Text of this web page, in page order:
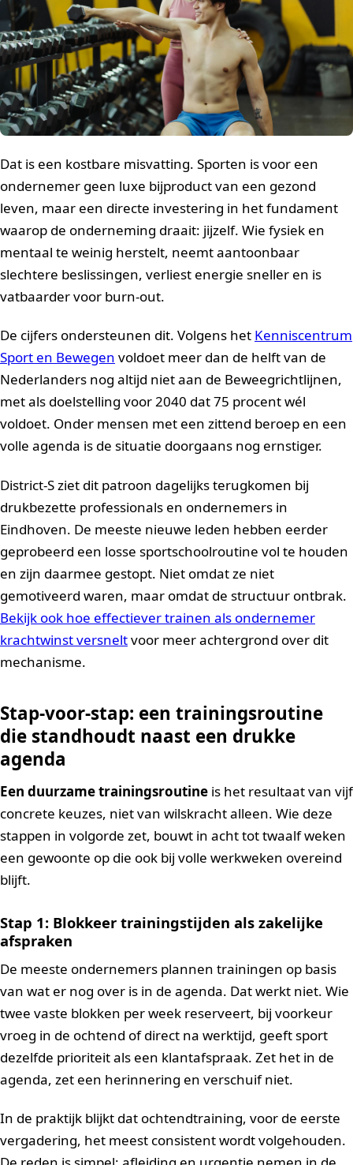
Dat is een kostbare misvatting. Sporten is voor een
ondernemer geen luxe bijproduct van een gezond
leven, maar een directe investering in het fundament
waarop de onderneming draait: jijzelf. Wie fysiek en
mentaal te weinig herstelt, neemt aantoonbaar
slechtere beslissingen, verliest energie sneller en is
vatbaarder voor burn-out.
De cijfers ondersteunen dit. Volgens het Kenniscentrum
Sport en Bewegen voldoet meer dan de helft van de
Nederlanders nog altijd niet aan de Beweegrichtlijnen,
met als doelstelling voor 2040 dat 75 procent wél
voldoet. Onder mensen met een zittend beroep en een
volle agenda is de situatie doorgaans nog ernstiger.
District-S ziet dit patroon dagelijks terugkomen bij
drukbezette professionals en ondernemers in
Eindhoven. De meeste nieuwe leden hebben eerder
geprobeerd een losse sportschoolroutine vol te houden
en zijn daarmee gestopt. Niet omdat ze niet
gemotiveerd waren, maar omdat de structuur ontbrak.
Bekijk ook hoe effectiever trainen als ondernemer
krachtwinst versneltvoor meer achtergrond over dit
mechanisme.
Stap-voor-stap: een trainingsroutine
die standhoudt naast een drukke
agenda
Een duurzame trainingsroutine is het resultaat van vijf
concrete keuzes, niet van wilskracht alleen. Wie deze
stappen in volgorde zet, bouwt in acht tot twaalf weken
een gewoonte op die ook bij volle werkweken overeind
blijft.
Stap 1: Blokkeer trainingstijden als zakelijke
afspraken
De meeste ondernemers plannen trainingen op basis
van wat er nog over is in de agenda. Dat werkt niet. Wie
twee vaste blokken per week reserveert, bij voorkeur
vroeg in de ochtend of direct na werktijd, geeft sport
dezelfde prioriteit als een klantafspraak. Zet het in de
agenda, zet een herinnering en verschuif niet.
In de praktijk blijkt dat ochtendtraining, voor de eerste
vergadering, het meest consistent wordt volgehouden.